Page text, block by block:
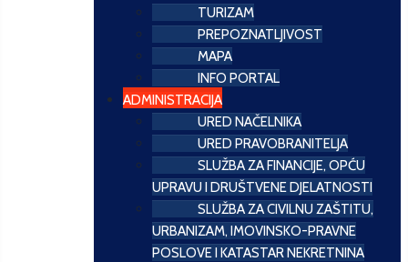
TURIZAM
PREPOZNATLJIVOST
MAPA
INFO PORTAL
ADMINISTRACIJA
URED NAČELNIKA
URED PRAVOBRANITELJA
SLUŽBA ZA FINANCIJE, OPĆU
UPRAVU I DRUŠTVENE DJELATNOSTI
SLUŽBA ZA CIVILNU ZAŠTITU,
URBANIZAM, IMOVINSKO-PRAVNE
POSLOVE I KATASTAR NEKRETNINA